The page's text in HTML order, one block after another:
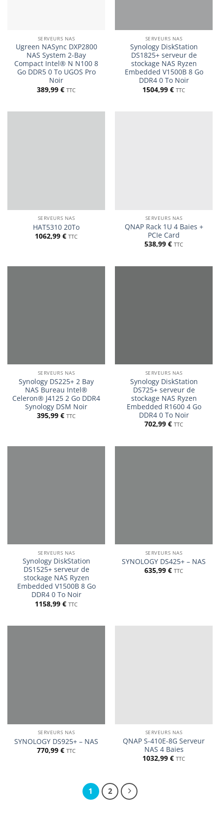
SERVEURS NAS
Ugreen NASync DXP2800
NAS System 2-Bay
Compact Intel® N N100 8
Go DDR5 0 To UGOS Pro
Noir
389,99 € TTC
SERVEURS NAS
Synology DiskStation
DS1825+ serveur de
stockage NAS Ryzen
Embedded V1500B 8 Go
DDR4 0 To Noir
1504,99 € TTC
SERVEURS NAS
HAT5310 20To
1062,99 € TTC
SERVEURS NAS
QNAP Rack 1U 4 Baies +
PCIe Card
538,99 € TTC
SERVEURS NAS
Synology DS225+ 2 Bay
NAS Bureau Intel®
Celeron® J4125 2 Go DDR4
Synology DSM Noir
395,99 € TTC
SERVEURS NAS
Synology DiskStation
DS725+ serveur de
stockage NAS Ryzen
Embedded R1600 4 Go
DDR4 0 To Noir
702,99 € TTC
SERVEURS NAS
Synology DiskStation
DS1525+ serveur de
stockage NAS Ryzen
Embedded V1500B 8 Go
DDR4 0 To Noir
1158,99 € TTC
SERVEURS NAS
SYNOLOGY DS425+ – NAS
635,99 € TTC
SERVEURS NAS
SYNOLOGY DS925+ – NAS
770,99 € TTC
SERVEURS NAS
QNAP S-410E-8G Serveur
NAS 4 Baies
1032,99 € TTC
1 2